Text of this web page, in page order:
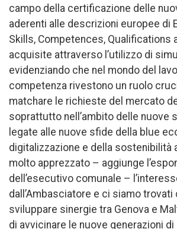
campo della certificazione delle
aderenti alle descrizioni europee di
Skills, Competences, Qualifications
acquisite attraverso l’utilizzo di
evidenziando che nel mondo del
competenza rivestono un ruolo
matchare le richieste del mercato
soprattutto nell’ambito delle nuove
legate alle nuove sfide della blue
digitalizzazione e della sostenibilità
molto apprezzato – aggiunge
dell’esecutivo comunale –
dall’Ambasciatore e ci siamo
sviluppare sinergie tra Genova e
di avvicinare le nuove generazioni